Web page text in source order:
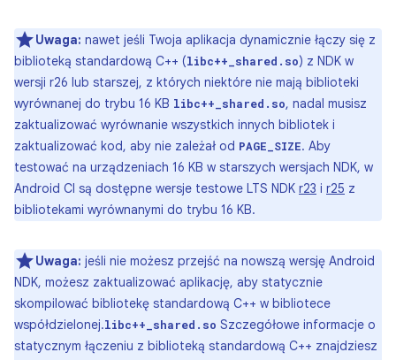
Uwaga: nawet jeśli Twoja aplikacja dynamicznie łączy się z
biblioteką standardową C++ (libc++_shared.so) z NDK w
wersji r26 lub starszej, z których niektóre nie mają biblioteki
wyrównanej do trybu 16 KB libc++_shared.so, nadal musisz
zaktualizować wyrównanie wszystkich innych bibliotek i
zaktualizować kod, aby nie zależał od PAGE_SIZE. Aby
testować na urządzeniach 16 KB w starszych wersjach NDK, w
Android CI są dostępne wersje testowe LTS NDK r23 i r25 z
bibliotekami wyrównanymi do trybu 16 KB.
Uwaga: jeśli nie możesz przejść na nowszą wersję Android
NDK, możesz zaktualizować aplikację, aby statycznie
skompilować bibliotekę standardową C++ w bibliotece
współdzielonej.libc++_shared.so Szczegółowe informacje o
statycznym łączeniu z biblioteką standardową C++ znajdziesz